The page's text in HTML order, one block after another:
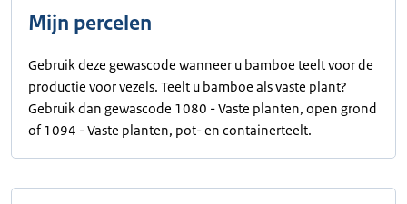
Mijn percelen
Gebruik deze gewascode wanneer u bamboe teelt voor de
productie voor vezels. Teelt u bamboe als vaste plant?
Gebruik dan gewascode 1080 - Vaste planten, open grond
of 1094 - Vaste planten, pot- en containerteelt.